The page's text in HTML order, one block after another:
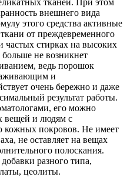
внешнего вида
этого средства активные
от преждевременного
частых стирках на высоких
не возникнет
ведь порошок
и
очень бережно и даже
результат работы.
его можно
вещей и людям с
кожных покровов. Не имеет
не оставляет на вещах
полоскания.
разного типа,
цеолиты.